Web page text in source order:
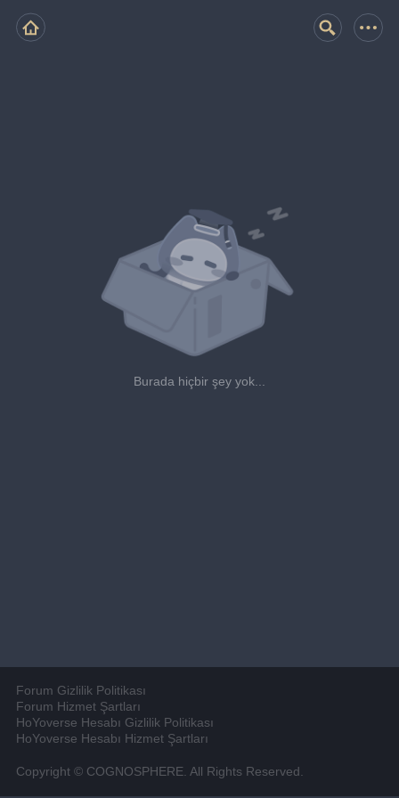
Burada hiçbir şey yok...
Forum Gizlilik Politikası
Forum Hizmet Şartları
HoYoverse Hesabı Gizlilik Politikası
HoYoverse Hesabı Hizmet Şartları
Copyright © COGNOSPHERE. All Rights Reserved.